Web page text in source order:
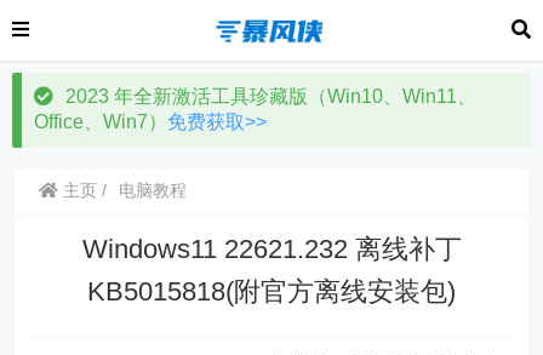
2023 年全新激活工具珍藏版（Win10、Win11、
Office、Win7） 免费获取>>
主页 电脑教程
Windows11 22621.232 离线补丁
KB5015818(附官方离线安装包)